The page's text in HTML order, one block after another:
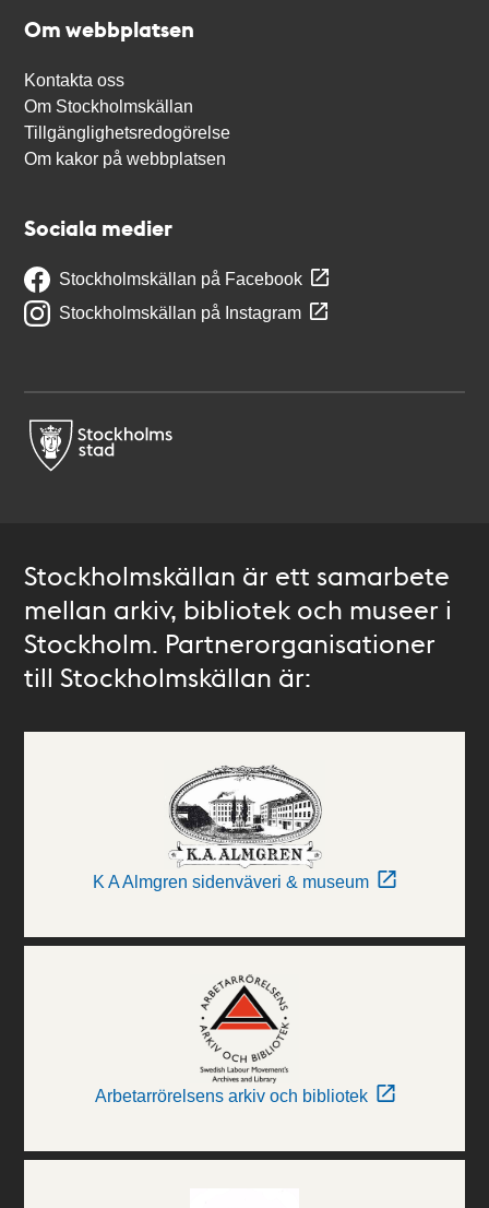
Om webbplatsen
Kontakta oss
Om Stockholmskällan
Tillgänglighetsredogörelse
Om kakor på webbplatsen
Sociala medier
Stockholmskällan på Facebook
Stockholmskällan på Instagram
Stockholmskällan är ett samarbete
mellan arkiv, bibliotek och museer i
Stockholm. Partnerorganisationer
till Stockholmskällan är:
K A Almgren sidenväveri & museum
Arbetarrörelsens arkiv och bibliotek